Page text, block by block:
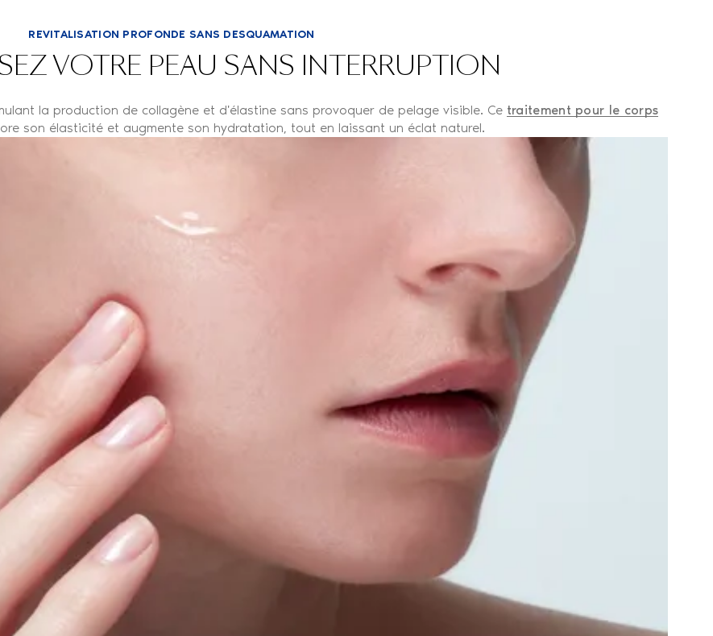
REVITALISATION PROFONDE SANS DESQUAMATION
VOTRE PEAU SANS INTERRUPTION
la production de collagène et d'élastine sans provoquer de pelage visible. Ce traitement pour le corps
son élasticité et augmente son hydratation, tout en laissant un éclat naturel.